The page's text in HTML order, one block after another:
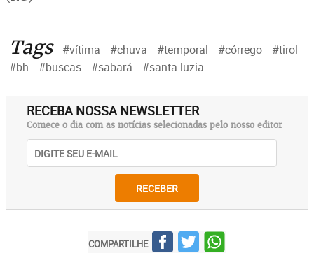
Tags #vítima #chuva #temporal #córrego
#tirol
#bh
#buscas #sabará #santa luzia
RECEBA NOSSA NEWSLETTER
Comece o dia com as notícias selecionadas pelo nosso editor
RECEBER
COMPARTILHE